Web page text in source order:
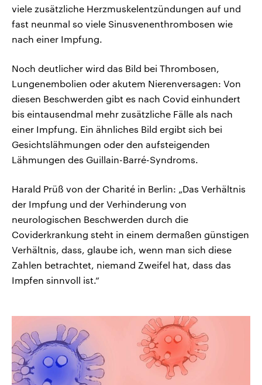
viele zusätzliche Herzmuskelentzündungen auf und
fast neunmal so viele Sinusvenenthrombosen wie
nach einer Impfung.
Noch deutlicher wird das Bild bei Thrombosen,
Lungenembolien oder akutem Nierenversagen: Von
diesen Beschwerden gibt es nach Covid einhundert
bis eintausendmal mehr zusätzliche Fälle als nach
einer Impfung. Ein ähnliches Bild ergibt sich bei
Gesichtslähmungen oder den aufsteigenden
Lähmungen des Guillain-Barré-Syndroms.
Harald Prüß von der Charité in Berlin: „Das Verhältnis
der Impfung und der Verhinderung von
neurologischen Beschwerden durch die
Coviderkrankung steht in einem dermaßen günstigen
Verhältnis, dass, glaube ich, wenn man sich diese
Zahlen betrachtet, niemand Zweifel hat, dass das
Impfen sinnvoll ist.“